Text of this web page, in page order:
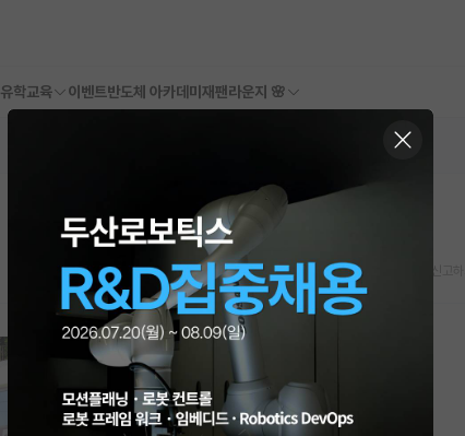
유학교육 이벤트반도체 아카데미 재팬라운지 🌸